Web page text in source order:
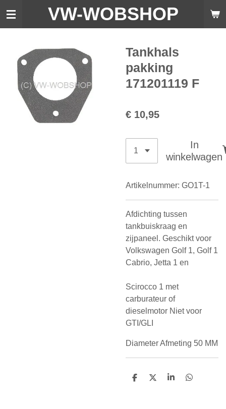
Ga
hoofdinhoud
VW-WOBSHOP
Tankhals
pakking
171201119 F
€ 10,95
In
winkelwagen
Artikelnummer: GO1T-1
Afdichting tussen
tankbuiskraag en
zijpaneel. Geschikt voor
Volkswagen Golf 1, Golf 1
Cabrio, Jetta 1 en
Scirocco 1 met
carburateur of
dieselmotor Niet voor
GTI/GLI
Diameter Afmeting 50 MM
D
D
S
D